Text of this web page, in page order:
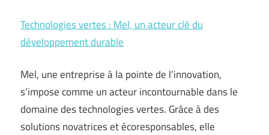
Technologies vertes : Mel, un acteur clé du
développement durable
Mel, une entreprise à la pointe de l’innovation,
s’impose comme un acteur incontournable dans le
domaine des technologies vertes. Grâce à des
solutions novatrices et écoresponsables, elle